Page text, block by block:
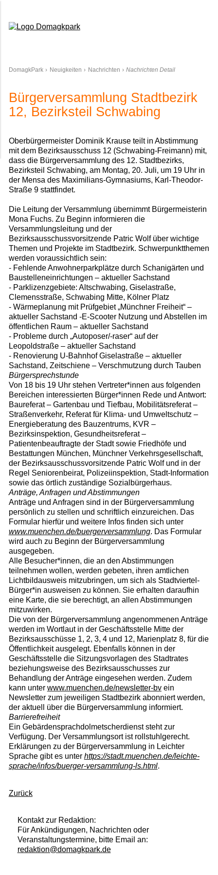
DomagkPark Neuigkeiten Nachrichten Nachrichten Detail
Bürgerversammlung Stadtbezirk
12, Bezirksteil Schwabing
Oberbürgermeister Dominik Krause teilt in Abstimmung
mit dem Bezirksausschuss 12 (Schwabing-Freimann) mit,
dass die Bürgerversammlung des 12. Stadtbezirks,
Bezirksteil Schwabing, am Montag, 20. Juli, um 19 Uhr in
der Mensa des Maximilians-Gymnasiums, Karl-Theodor-
Straße 9 stattfindet.
Die Leitung der Versammlung übernimmt Bürgermeisterin
Mona Fuchs. Zu Beginn informieren die
Versammlungsleitung und der
Bezirksausschussvorsitzende Patric Wolf über wichtige
Themen und Projekte im Stadtbezirk. Schwerpunktthemen
werden voraussichtlich sein:
- Fehlende Anwohnerparkplätze durch Schanigärten und
Baustelleneinrichtungen – aktueller Sachstand
- Parklizenzgebiete: Altschwabing, Giselastraße,
Clemensstraße, Schwabing Mitte, Kölner Platz
- Wärmeplanung mit Prüfgebiet „Münchner Freiheit“ –
aktueller Sachstand -E-Scooter Nutzung und Abstellen im
öffentlichen Raum – aktueller Sachstand
- Probleme durch „Autoposer/-raser“ auf der
Leopoldstraße – aktueller Sachstand
- Renovierung U-Bahnhof Giselastraße – aktueller
Sachstand, Zeitschiene – Verschmutzung durch Tauben
Bürgersprechstunde
Von 18 bis 19 Uhr stehen Vertreter*innen aus folgenden
Bereichen interessierten Bürger*innen Rede und Antwort:
Baureferat – Gartenbau und Tiefbau, Mobilitätsreferat –
Straßenverkehr, Referat für Klima- und Umweltschutz –
Energieberatung des Bauzentrums, KVR –
Bezirksinspektion, Gesundheitsreferat –
Patientenbeauftragte der Stadt sowie Friedhöfe und
Bestattungen München, Münchner Verkehrsgesellschaft,
der Bezirksausschussvorsitzende Patric Wolf und in der
Regel Seniorenbeirat, Polizeiinspektion, Stadt-Information
sowie das örtlich zuständige Sozialbürgerhaus.
Anträge, Anfragen und Abstimmungen
Anträge und Anfragen sind in der Bürgerversammlung
persönlich zu stellen und schriftlich einzureichen. Das
Formular hierfür und weitere Infos finden sich unter
www.muenchen.de/buergerversammlung. Das Formular
wird auch zu Beginn der Bürgerversammlung
ausgegeben.
Alle Besucher*innen, die an den Abstimmungen
teilnehmen wollen, werden gebeten, ihren amtlichen
Lichtbildausweis mitzubringen, um sich als Stadtviertel-
Bürger*in ausweisen zu können. Sie erhalten daraufhin
eine Karte, die sie berechtigt, an allen Abstimmungen
mitzuwirken.
Die von der Bürgerversammlung angenommenen Anträge
werden im Wortlaut in der Geschäftsstelle Mitte der
Bezirksausschüsse 1, 2, 3, 4 und 12, Marienplatz 8, für die
Öffentlichkeit ausgelegt. Ebenfalls können in der
Geschäftsstelle die Sitzungsvorlagen des Stadtrates
beziehungsweise des Bezirksausschusses zur
Behandlung der Anträge eingesehen werden. Zudem
kann unter www.muenchen.de/newsletter-bvein
Newsletter zum jeweiligen Stadtbezirk abonniert werden,
der aktuell über die Bürgerversammlung informiert.
Barrierefreiheit
Ein Gebärdensprachdolmetscherdienst steht zur
Verfügung. Der Versammlungsort ist rollstuhlgerecht.
Erklärungen zu der Bürgerversammlung in Leichter
Sprache gibt es unter https://stadt.muenchen.de/leichte-
sprache/infos/buerger-versammlung-ls.html.
Zurück
Kontakt zur Redaktion:
Für Ankündigungen, Nachrichten oder
Veranstaltungstermine, bitte Email an:
redaktion@domagkpark.de